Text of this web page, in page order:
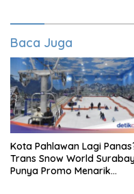
Baca Juga
Kota Pahlawan Lagi
Trans Snow World
Punya Promo Menarik